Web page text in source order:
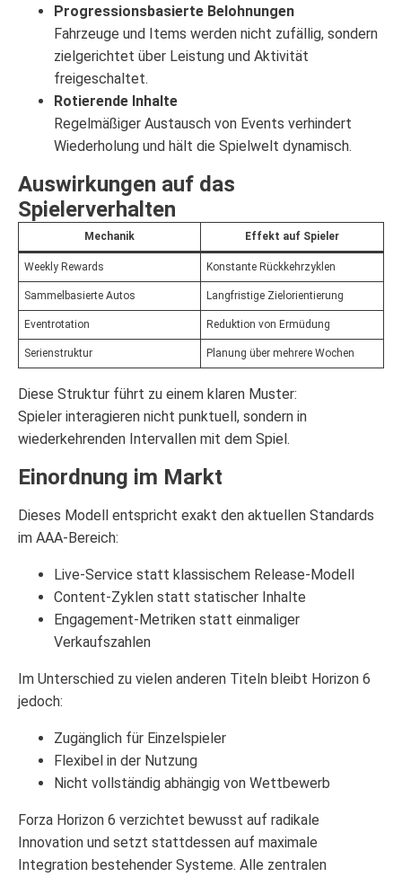
Progressionsbasierte Belohnungen
Fahrzeuge und Items werden nicht zufällig, sondern
zielgerichtet über Leistung und Aktivität
freigeschaltet.
Rotierende Inhalte
Regelmäßiger Austausch von Events verhindert
Wiederholung und hält die Spielwelt dynamisch.
Auswirkungen auf das
Spielerverhalten
Mechanik Effekt auf Spieler
Weekly Rewards Konstante Rückkehrzyklen
Sammelbasierte Autos Langfristige Zielorientierung
Eventrotation Reduktion von Ermüdung
Serienstruktur Planung über mehrere Wochen
Diese Struktur führt zu einem klaren Muster:
Spieler interagieren nicht punktuell, sondern in
wiederkehrenden Intervallen mit dem Spiel.
Einordnung im Markt
Dieses Modell entspricht exakt den aktuellen Standards
im AAA-Bereich:
Live-Service statt klassischem Release-Modell
Content-Zyklen statt statischer Inhalte
Engagement-Metriken statt einmaliger
Verkaufszahlen
Im Unterschied zu vielen anderen Titeln bleibt Horizon 6
jedoch:
Zugänglich für Einzelspieler
Flexibel in der Nutzung
Nicht vollständig abhängig von Wettbewerb
Forza Horizon 6 verzichtet bewusst auf radikale
Innovation und setzt stattdessen auf maximale
Integration bestehender Systeme. Alle zentralen